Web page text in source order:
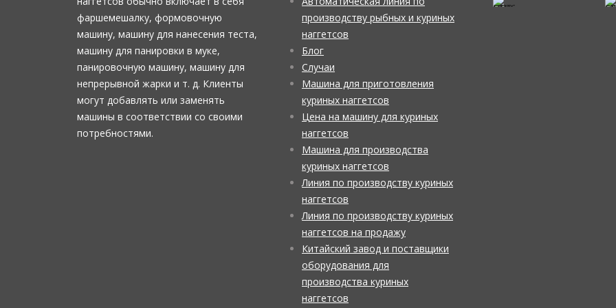
фаршемешалку, формовочную
машину, машину для нанесения теста,
машину для панировки в муке,
панировочную машину, машину для
непрерывной жарки и т. д. Клиенты
могут добавлять или заменять
машины в соответствии со своими
потребностями.
производству рыбных и куриных
наггетсов
Блог
Случаи
Машина для приготовления
куриных наггетсов
Цена на машину для куриных
наггетсов
Машина для производства
куриных наггетсов
Линия по производству куриных
наггетсов
Линия по производству куриных
наггетсов на продажу
Китайский завод и поставщики
оборудования для
производства куриных
наггетсов